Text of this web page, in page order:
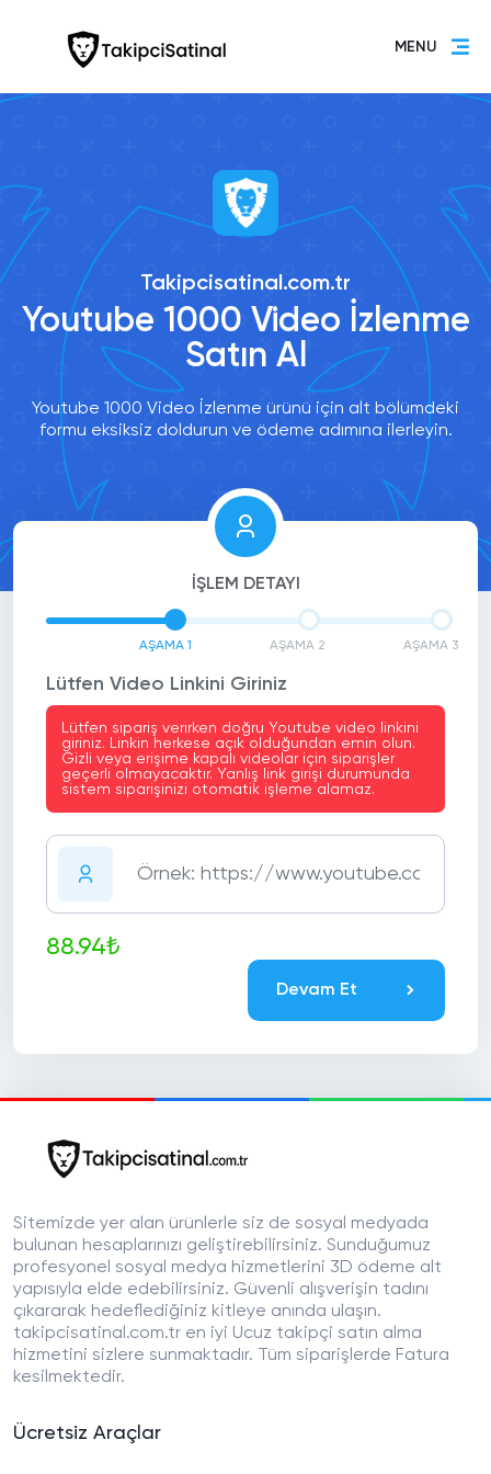
MENU
Takipcisatinal.com.tr
Youtube 1000 Video İzlenme
Satın Al
Youtube 1000 Video İzlenme ürünü için alt bölümdeki
formu eksiksiz doldurun ve ödeme adımına ilerleyin.
İŞLEM DETAYI
AŞAMA 1 AŞAMA 2 AŞAMA 3
Lütfen Video Linkini Giriniz
Lütfen sipariş verirken doğru Youtube video linkini
giriniz. Linkin herkese açık olduğundan emin olun.
Gizli veya erişime kapalı videolar için siparişler
geçerli olmayacaktır. Yanlış link girişi durumunda
sistem siparişinizi otomatik işleme alamaz.
88.94₺
Devam Et
Sitemizde yer alan ürünlerle siz de sosyal medyada
bulunan hesaplarınızı geliştirebilirsiniz. Sunduğumuz
profesyonel sosyal medya hizmetlerini 3D ödeme alt
yapısıyla elde edebilirsiniz. Güvenli alışverişin tadını
çıkararak hedeflediğiniz kitleye anında ulaşın.
takipcisatinal.com.tr en iyi Ucuz takipçi satın alma
hizmetini sizlere sunmaktadır. Tüm siparişlerde Fatura
kesilmektedir.
Ücretsiz Araçlar